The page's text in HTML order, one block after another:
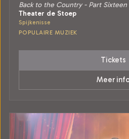
Back to the Country - Part Sixteen
Theater de Stoep
Spijkenisse
POPULAIRE MUZIEK
Tickets
Meer